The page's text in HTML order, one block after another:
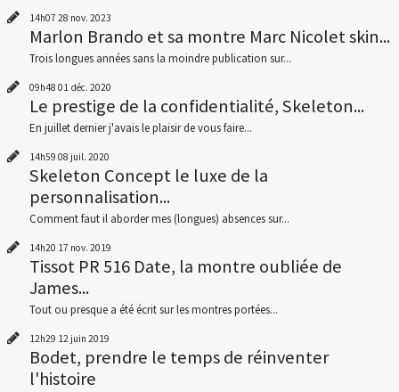
14h07 28 nov. 2023
Marlon Brando et sa montre Marc Nicolet skin...
Trois longues années sans la moindre publication sur...
09h48 01 déc. 2020
Le prestige de la confidentialité, Skeleton...
En juillet dernier j'avais le plaisir de vous faire...
14h59 08 juil. 2020
Skeleton Concept le luxe de la
personnalisation...
Comment faut il aborder mes (longues) absences sur...
14h20 17 nov. 2019
Tissot PR 516 Date, la montre oubliée de
James...
Tout ou presque a été écrit sur les montres portées...
12h29 12 juin 2019
Bodet, prendre le temps de réinventer
l'histoire